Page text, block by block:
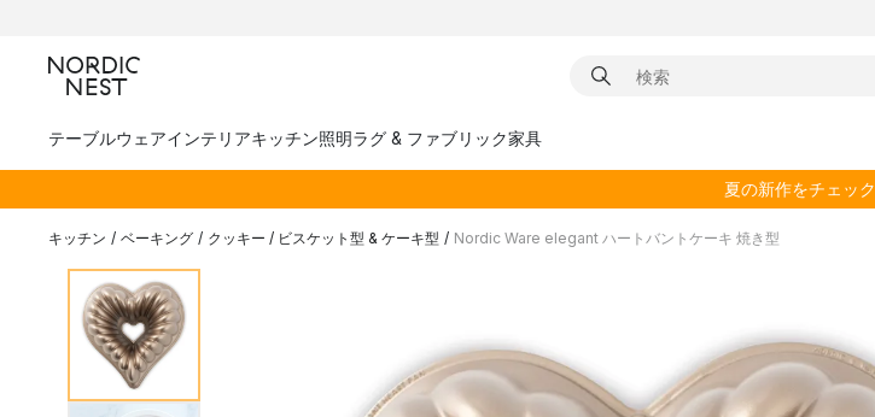
テーブルウェアインテリアキッチン照明ラグ & ファブリック家具
夏の新作をチェック
キッチン / ベーキング / クッキー / ビスケット型 & ケーキ型 / Nordic Ware elegant ハートバントケーキ 焼き型